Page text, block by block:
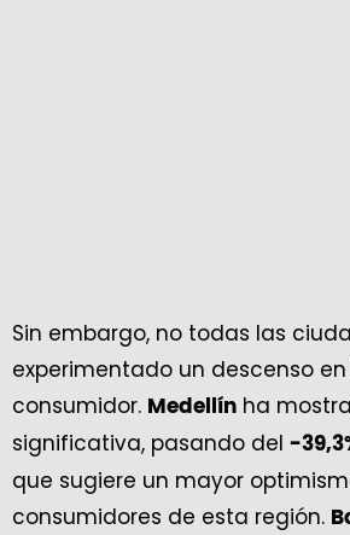
Sin embargo, no todas las
experimentado un descenso
consumidor. Medellín ha
significativa, pasando del -
que sugiere un mayor
consumidores de esta región.